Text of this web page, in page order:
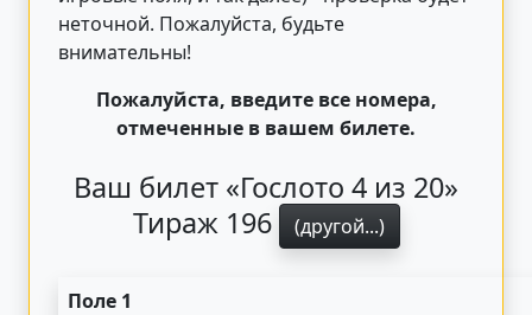
неточной. Пожалуйста, будьте
внимательны!
Пожалуйста, введите все номера,
отмеченные в вашем билете.
Ваш билет «Гослото 4 из 20»
Тираж 196
(другой...)
Поле 1